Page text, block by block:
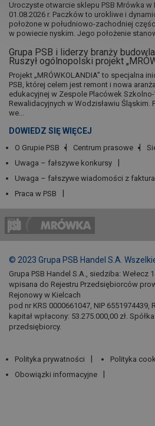
Uroczyste otwarcie sklepu PSB Mrówka w
01.08.2026 r. Paczków to urokliwe i
położone w południowo-zachodniej
w powiecie nyskim. Jego położenie
Grupa PSB i liderzy branży
Ruszył ogólnopolski projekt
Projekt „MRÓWKOLANDIA” to specjalna
PSB, której celem jest remont i nowa
edukacyjnej w Zespole Placówek
Rewalidacyjnych w Wodzisławiu Śląskim.
we...
DOWIEDZ SIĘ WIĘCEJ
O Grupie PSB Centrum prasowe
Uwaga – fałszywe konkursy
Uwaga – fałszywe wiadomości z
Praca w PSB
© 2023 Grupa PSB Handel S.A.
Grupa PSB Handel S.A., siedziba: Wełecz
wpisana do Rejestru Przedsiębiorców
Rejonowy w Kielcach
pod nr KRS 0000661047, NIP 6551974439,
kapitał wpłacony: 53.275.000,00 zł.
przedsiębiorcy.
Polityka prywatności
Polityka
Obowiązki informacyjne